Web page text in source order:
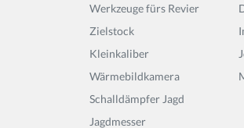
Werkzeuge fürs Revier
Zielstock
Kleinkaliber
Wärmebildkamera
Schalldämpfer Jagd
Jagdmesser